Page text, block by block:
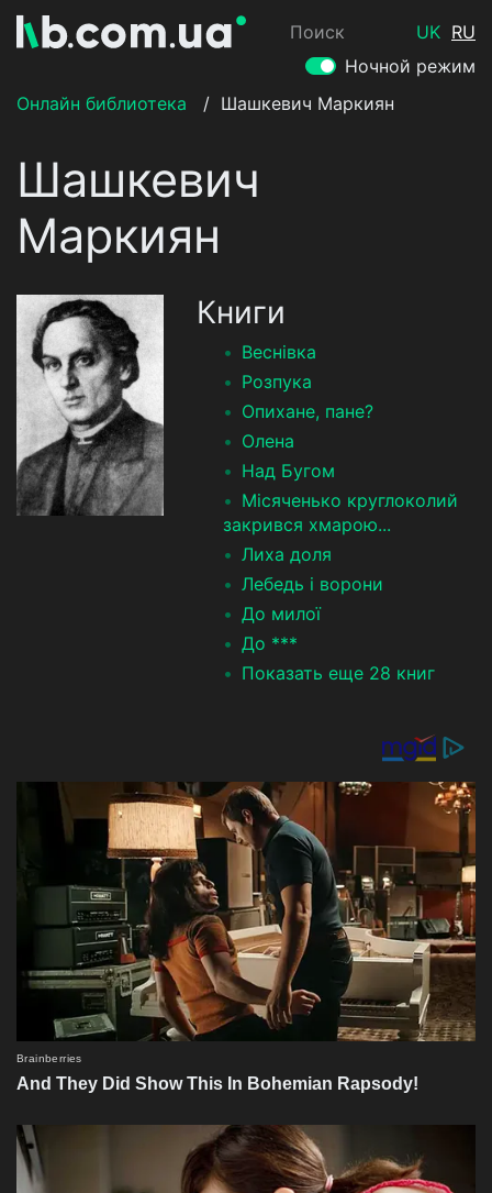
Поиск UK RU
Ночной режим
Онлайн библиотека
/ Шашкевич Маркиян
Шашкевич
Маркиян
Книги
Веснівка
Розпука
Опихане, пане?
Олена
Над Бугом
Місяченько круглоколий
закрився хмарою...
Лиха доля
Лебедь і ворони
До милої
До ***
Показать еще 28 книг